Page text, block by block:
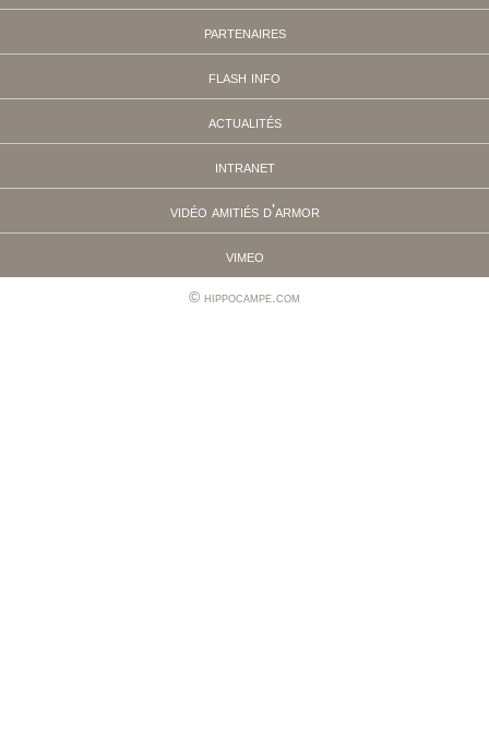
partenaires
flash info
actualités
intranet
vidéo amitiés d'armor
vimeo
hippocampe.com